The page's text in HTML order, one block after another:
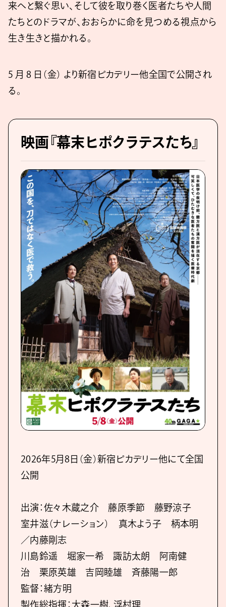
来へと繋ぐ思い、そして彼を取り巻く医者たちや人間
たちとのドラマが、おおらかに命を見つめる視点から
生き生きと描かれる。
5 月 8 日（金） より新宿ピカデリー他全国で公開され
る。
映画『幕末ヒポクラテスたち』
2026年5月8日（金）新宿ピカデリー他にて全国
公開
出演：佐々木蔵之介 藤原季節 藤野涼子
室井滋（ナレーション） 真木よう子 柄本明
／内藤剛志
川島鈴遥 堀家一希 諏訪太朗 阿南健
治 栗原英雄 吉岡睦雄 斉藤陽一郎
監督：緒方明
製作総指揮：大森一樹、浮村理